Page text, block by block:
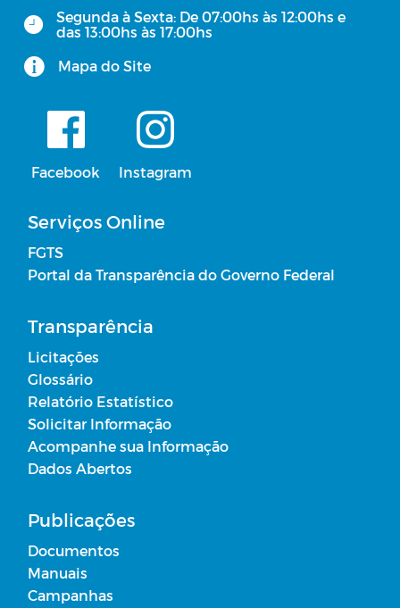
RREO - Relatório Resumido da
Execução Orçamentária
Julgamento das Contas do Poder
Concursos Públicos
Acordos Firmados sem Transferência de
Recursos Financeiros
Desonerações Tributárias Concedidas
Convênios, acordos, ajustes ou
Instrumentos Congêneres
Segunda à Sexta: De 07:00hs às 12:00hs e
das 13:00hs às 17:00hs
Mapa do Site
Facebook Instagram
Serviços Online
FGTS
Portal da Transparência do Governo Federal
Transparência
Licitações
Glossário
Relatório Estatístico
Solicitar Informação
Acompanhe sua Informação
Dados Abertos
Publicações
Documentos
Manuais
Campanhas